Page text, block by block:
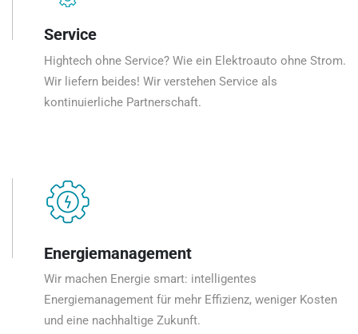
Service
Hightech ohne Service? Wie ein Elektroauto ohne Strom.
Wir liefern beides! Wir verstehen Service als
kontinuierliche Partnerschaft.
Energiemanagement
Wir machen Energie smart: intelligentes
Energiemanagement für mehr Effizienz, weniger Kosten
und eine nachhaltige Zukunft.